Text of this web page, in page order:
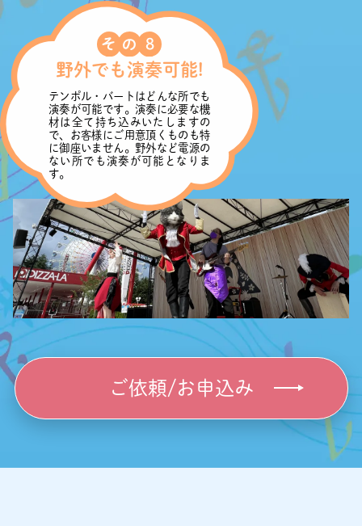
野外でも演奏可能!
テンポル・バートはどんな所でも
演奏が可能です。演奏に必要な機
材は全て持ち込みいたしますの
で、お客様にご用意頂くものも特
に御座いません。野外など電源の
ない所でも演奏が可能となりま
す。
ご依頼/お申込み